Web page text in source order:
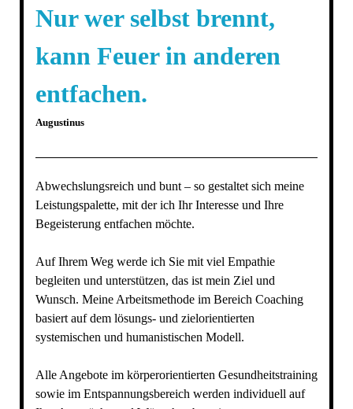
Nur wer selbst brennt,
kann Feuer in anderen
entfachen.
Augustinus
Abwechslungsreich und bunt – so gestaltet sich meine
Leistungspalette, mit der ich Ihr Interesse und Ihre
Begeisterung entfachen möchte.
Auf Ihrem Weg werde ich Sie mit viel Empathie
begleiten und unterstützen, das ist mein Ziel und
Wunsch. Meine Arbeitsmethode im Bereich Coaching
basiert auf dem lösungs- und zielorientierten
systemischen und humanistischen Modell.
Alle Angebote im körperorientierten Gesundheitstraining
sowie im Entspannungsbereich werden individuell auf